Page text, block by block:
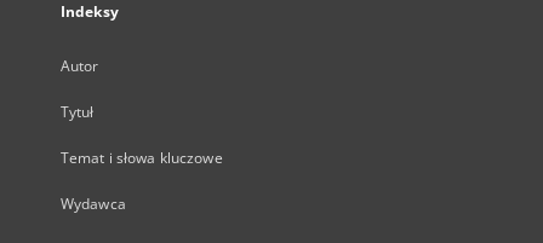
Indeksy
Autor
Tytuł
Temat i słowa kluczowe
Wydawca